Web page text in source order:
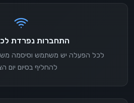
התחברות נפרדת
לכל הפעלה יש משתמש וסיסמה
להחליף בסיום יום